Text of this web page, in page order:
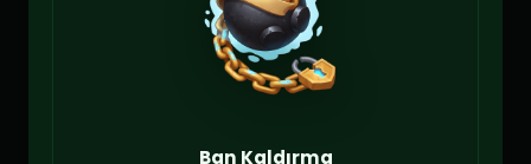
Ban Kaldırma